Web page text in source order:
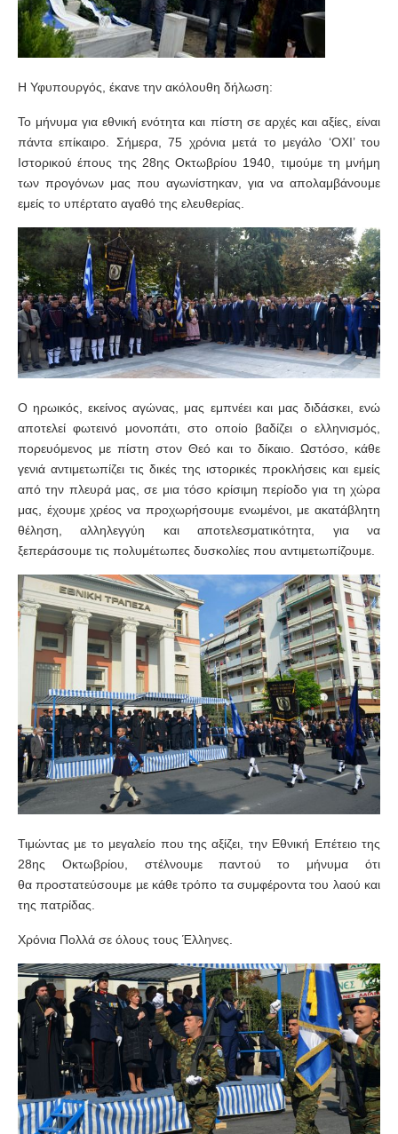
Η Υφυπουργός, έκανε την ακόλουθη δήλωση:
Το μήνυμα για εθνική ενότητα και πίστη σε αρχές και αξίες, είναι
πάντα επίκαιρο. Σήμερα, 75 χρόνια μετά το μεγάλο ‘ΟΧΙ’ του
Ιστορικού έπους της 28ης Οκτωβρίου 1940, τιμούμε τη μνήμη
των προγόνων μας που αγωνίστηκαν, για να απολαμβάνουμε
εμείς το υπέρτατο αγαθό της ελευθερίας.
Ο ηρωικός, εκείνος αγώνας, μας εμπνέει και μας διδάσκει, ενώ
αποτελεί φωτεινό μονοπάτι, στο οποίο βαδίζει ο ελληνισμός,
πορευόμενος με πίστη στον Θεό και το δίκαιο. Ωστόσο, κάθε
γενιά αντιμετωπίζει τις δικές της ιστορικές προκλήσεις και εμείς
από την πλευρά μας, σε μια τόσο κρίσιμη περίοδο για τη χώρα
μας, έχουμε χρέος να προχωρήσουμε ενωμένοι, με ακατάβλητη
θέληση, αλληλεγγύη και αποτελεσματικότητα, για να
ξεπεράσουμε τις πολυμέτωπες δυσκολίες που αντιμετωπίζουμε.
Τιμώντας µε το μεγαλείο που της αξίζει, την Εθνική Επέτειο της
28ης Οκτωβρίου, στέλνουμε παντού το μήνυμα ότι
θα προστατεύσουμε µε κάθε τρόπο τα συμφέροντα του λαού και
της πατρίδας.
Χρόνια Πολλά σε όλους τους Έλληνες